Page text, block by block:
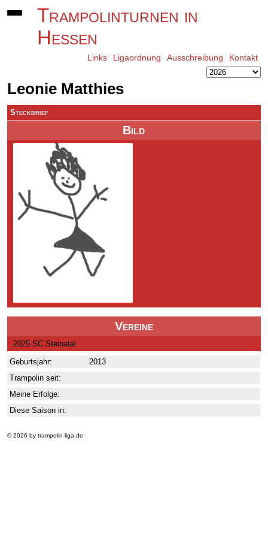
Trampolinturnen in
Hessen
Links Ligaordnung Ausschreibung Kontakt
Leonie Matthies
Bild
Vereine
2025 SC Steinatal
Steckbrief
Geburtsjahr:
2013
Trampolin seit:
Meine Erfolge:
Diese Saison in:
© 2026 by trampolin-liga.de